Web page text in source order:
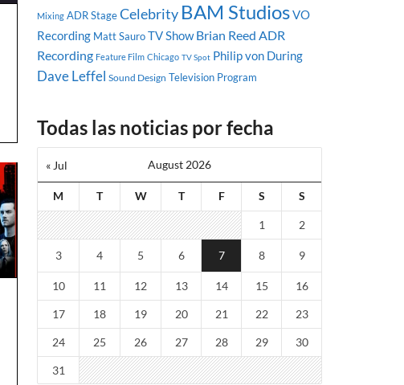
Mixing ADR StageCelebrity BAM StudiosVO
Recording Matt SauroTV Show Brian Reed ADR
Recording Feature Film Chicago TV Spot Philip von During
Dave Leffel Sound Design Television Program
Todas las noticias por fecha
August 2026
M T W T F S S
« Jul
1 2
3 4 5 6 7 8 9
10 11 12 13 14 15 16
17 18 19 20 21 22 23
24 25 26 27 28 29 30
31